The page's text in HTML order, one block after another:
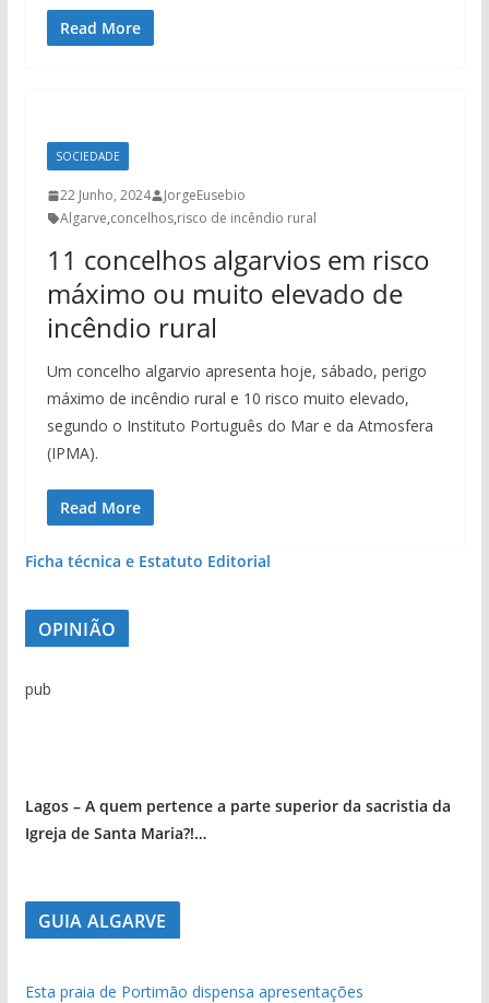
Read More
SOCIEDADE
22 Junho, 2024
JorgeEusebio
Algarve,concelhos,risco de incêndio rural
11 concelhos algarvios em risco
máximo ou muito elevado de
incêndio rural
Um concelho algarvio apresenta hoje, sábado, perigo
máximo de incêndio rural e 10 risco muito elevado,
segundo o Instituto Português do Mar e da Atmosfera
(IPMA).
Read More
Ficha técnica e Estatuto Editorial
OPINIÃO
pub
Lagos – A quem pertence a parte superior da sacristia da
Igreja de Santa Maria?!…
GUIA ALGARVE
Esta praia de Portimão dispensa apresentações